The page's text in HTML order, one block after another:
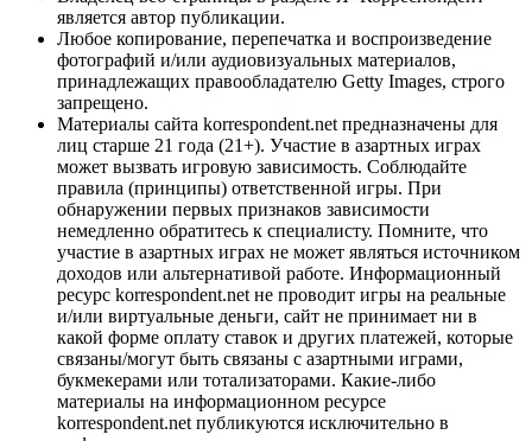
является автор публикации.
Любое копирование, перепечатка и воспроизведение
фотографий и/или аудиовизуальных материалов,
принадлежащих правообладателю Getty Images, строго
запрещено.
Материалы сайта korrespondent.net предназначены для
лиц старше 21 года (21+). Участие в азартных играх
может вызвать игровую зависимость. Соблюдайте
правила (принципы) ответственной игры. При
обнаружении первых признаков зависимости
немедленно обратитесь к специалисту. Помните, что
участие в азартных играх не может являться источником
доходов или альтернативой работе. Информационный
ресурс korrespondent.net не проводит игры на реальные
и/или виртуальные деньги, сайт не принимает ни в
какой форме оплату ставок и других платежей, которые
связаны/могут быть связаны с азартными играми,
букмекерами или тотализаторами. Какие-либо
материалы на информационном ресурсе
korrespondent.net публикуются исключительно в